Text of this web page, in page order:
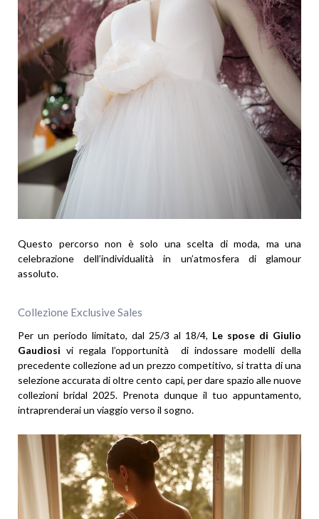
Questo percorso non è solo una scelta di moda, ma una
celebrazione dell’individualità in un’atmosfera di glamour
assoluto.
Collezione Exclusive Sales
Per un periodo limitato, dal 25/3 al 18/4, Le spose di Giulio
Gaudiosi vi regala l’opportunità di indossare modelli della
precedente collezione ad un prezzo competitivo, si tratta di una
selezione accurata di oltre cento capi, per dare spazio alle nuove
collezioni bridal 2025. Prenota dunque il tuo appuntamento,
intraprenderai un viaggio verso il sogno.